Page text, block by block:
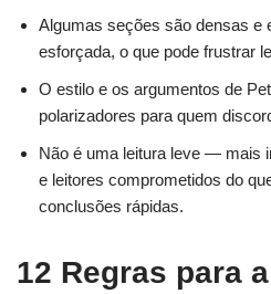
Algumas seções são densas e
esforçada, o que pode frustrar
O estilo e os argumentos de
polarizadores para quem
Não é uma leitura leve — mais
e leitores comprometidos do
conclusões rápidas.
12 Regras para